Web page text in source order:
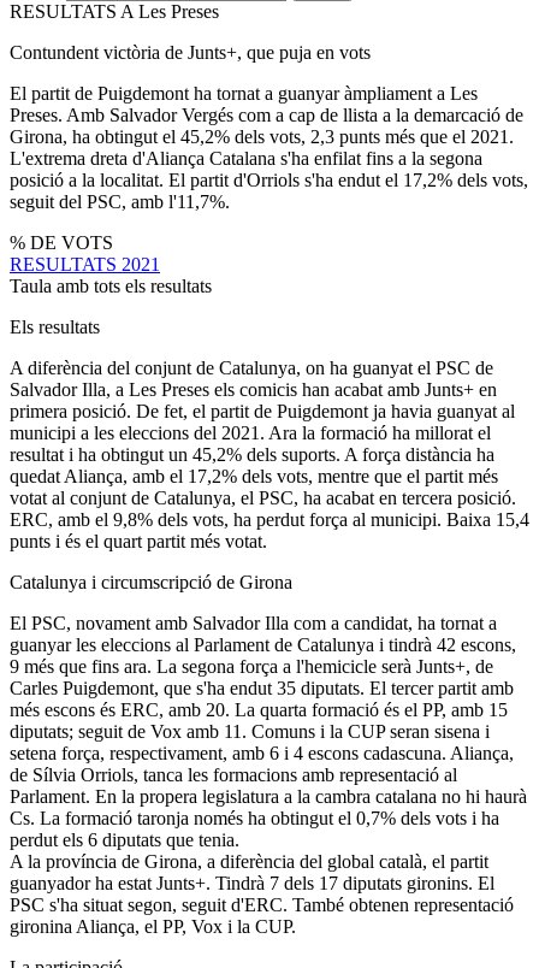
RESULTATS A Les Preses
Contundent victòria de Junts+, que puja en vots
El partit de Puigdemont ha tornat a guanyar àmpliament a Les
Preses. Amb Salvador Vergés com a cap de llista a la demarcació de
Girona, ha obtingut el 45,2% dels vots, 2,3 punts més que el 2021.
L'extrema dreta d'Aliança Catalana s'ha enfilat fins a la segona
posició a la localitat. El partit d'Orriols s'ha endut el 17,2% dels vots,
seguit del PSC, amb l'11,7%.
% DE VOTS
RESULTATS 2021
Taula amb tots els resultats
Els resultats
A diferència del conjunt de Catalunya, on ha guanyat el PSC de
Salvador Illa, a Les Preses els comicis han acabat amb Junts+ en
primera posició. De fet, el partit de Puigdemont ja havia guanyat al
municipi a les eleccions del 2021. Ara la formació ha millorat el
resultat i ha obtingut un 45,2% dels suports. A força distància ha
quedat Aliança, amb el 17,2% dels vots, mentre que el partit més
votat al conjunt de Catalunya, el PSC, ha acabat en tercera posició.
ERC, amb el 9,8% dels vots, ha perdut força al municipi. Baixa 15,4
punts i és el quart partit més votat.
Catalunya i circumscripció de Girona
El PSC, novament amb Salvador Illa com a candidat, ha tornat a
guanyar les eleccions al Parlament de Catalunya i tindrà 42 escons,
9 més que fins ara. La segona força a l'hemicicle serà Junts+, de
Carles Puigdemont, que s'ha endut 35 diputats. El tercer partit amb
més escons és ERC, amb 20. La quarta formació és el PP, amb 15
diputats; seguit de Vox amb 11. Comuns i la CUP seran sisena i
setena força, respectivament, amb 6 i 4 escons cadascuna. Aliança,
de Sílvia Orriols, tanca les formacions amb representació al
Parlament. En la propera legislatura a la cambra catalana no hi haurà
Cs. La formació taronja només ha obtingut el 0,7% dels vots i ha
perdut els 6 diputats que tenia.
A la província de Girona, a diferència del global català, el partit
guanyador ha estat Junts+. Tindrà 7 dels 17 diputats gironins. El
PSC s'ha situat segon, seguit d'ERC. També obtenen representació
gironina Aliança, el PP, Vox i la CUP.